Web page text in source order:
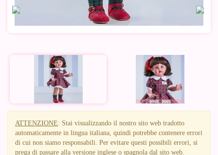
ATTENZIONE: Stai visualizzando il nostro sito web tradotto
automaticamente in lingua italiana, quindi potrebbe contenere errori
di cui non siamo responsabili. Per evitare questi possibili errori, si
prega di passare alla versione inglese o spagnola dal sito web.